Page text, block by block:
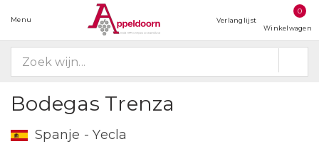
Menu Verlanglijst
0
Winkelwagen
Bodegas Trenza
Spanje - Yecla